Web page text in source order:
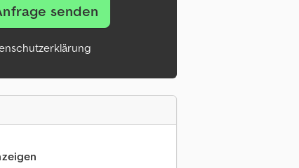
senden